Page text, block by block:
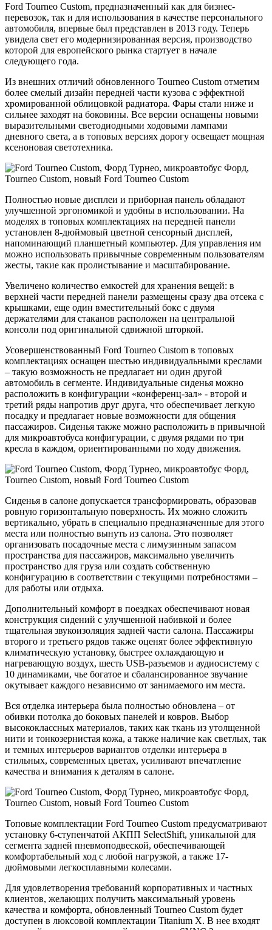
Ford Tourneo Custom, предназначенный как для бизнес-
перевозок, так и для использования в качестве персонального
автомобиля, впервые был представлен в 2013 году. Теперь
увидела свет его модернизированная версия, производство
которой для европейского рынка стартует в начале
следующего года.
Из внешних отличий обновленного Tourneo Custom отметим
более смелый дизайн передней части кузова с эффектной
хромированной облицовкой радиатора. Фары стали ниже и
сильнее заходят на боковины. Все версии оснащены новыми
выразительными светодиодными ходовыми лампами
дневного света, а в топовых версиях дорогу освещает мощная
ксеноновая светотехника.
Полностью новые дисплеи и приборная панель обладают
улучшенной эргономикой и удобны в использовании. На
моделях в топовых комплектациях на передней панели
установлен 8-дюймовый цветной сенсорный дисплей,
напоминающий планшетный компьютер. Для управления им
можно использовать привычные современным пользователям
жесты, такие как пролистывание и масштабирование.
Увеличено количество емкостей для хранения вещей: в
верхней части передней панели размещены сразу два отсека с
крышками, еще один вместительный бокс с двумя
держателями для стаканов расположен на центральной
консоли под оригинальной сдвижной шторкой.
Усовершенствованный Ford Tourneo Custom в топовых
комплектациях оснащен шестью индивидуальными креслами
– такую возможность не предлагает ни один другой
автомобиль в сегменте. Индивидуальные сиденья можно
расположить в конфигурации «конференц-зал» - второй и
третий ряды напротив друг друга, что обеспечивает легкую
посадку и предлагает новые возможности для общения
пассажиров. Сиденья также можно расположить в привычной
для микроавтобуса конфигурации, с двумя рядами по три
кресла в каждом, ориентированными по ходу движения.
Сиденья в салоне допускается трансформировать, образовав
ровную горизонтальную поверхность. Их можно сложить
вертикально, убрать в специально предназначенные для этого
места или полностью вынуть из салона. Это позволяет
организовать посадочные места с лимузинным запасом
пространства для пассажиров, максимально увеличить
пространство для груза или создать собственную
конфигурацию в соответствии с текущими потребностями –
для работы или отдыха.
Дополнительный комфорт в поездках обеспечивают новая
конструкция сидений с улучшенной набивкой и более
тщательная звукоизоляция задней части салона. Пассажиры
второго и третьего рядов также оценят более эффективную
климатическую установку, быстрее охлаждающую и
нагревающую воздух, шесть USB-разъемов и аудиосистему с
10 динамиками, чье богатое и сбалансированное звучание
окутывает каждого независимо от занимаемого им места.
Вся отделка интерьера была полностью обновлена – от
обивки потолка до боковых панелей и ковров. Выбор
высококлассных материалов, таких как ткань из утолщенной
нити и тонкозернистая кожа, а также наличие как светлых, так
и темных интерьеров вариантов отделки интерьера в
стильных, современных цветах, усиливают впечатление
качества и внимания к деталям в салоне.
Топовые комплектации Ford Tourneo Custom предусматривают
установку 6-ступенчатой АКПП SelectShift, уникальной для
сегмента задней пневмоподвеской, обеспечивающей
комфортабельный ход с любой нагрузкой, а также 17-
дюймовыми легкосплавными колесами.
Для удовлетворения требований корпоративных и частных
клиентов, желающих получить максимальный уровень
качества и комфорта, обновленный Tourneo Custom будет
доступен в люксовой комплектации Titanium X. В нее входят